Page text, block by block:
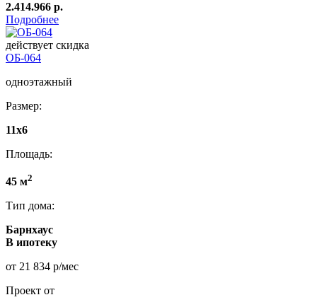
2.414.966 р.
Подробнее
действует скидка
ОБ-064
одноэтажный
Размер:
11x6
Площадь:
45 м2
Тип дома:
Барнхаус
В ипотеку
от 21 834 р/мес
Проект от